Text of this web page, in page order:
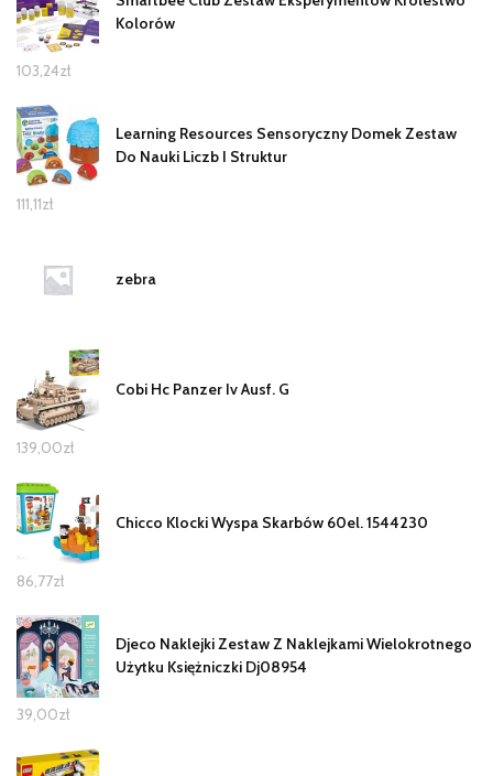
Kolorów
103,24zł
Learning Resources Sensoryczny Domek Zestaw
Do Nauki Liczb I Struktur
111,11zł
zebra
Cobi Hc Panzer Iv Ausf. G
139,00zł
Chicco Klocki Wyspa Skarbów 60el. 1544230
86,77zł
Djeco Naklejki Zestaw Z Naklejkami Wielokrotnego
Użytku Księżniczki Dj08954
39,00zł